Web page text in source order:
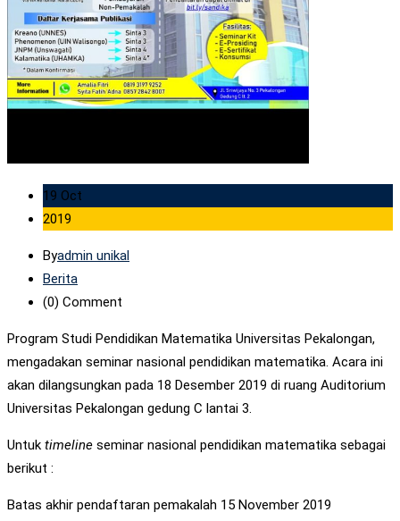
19 Oct
2019
Byadmin unikal
Berita
(0) Comment
Program Studi Pendidikan Matematika Universitas Pekalongan,
mengadakan seminar nasional pendidikan matematika. Acara ini
akan dilangsungkan pada 18 Desember 2019 di ruang Auditorium
Universitas Pekalongan gedung C lantai 3.
Untuk timeline seminar nasional pendidikan matematika sebagai
berikut :
Batas akhir pendaftaran pemakalah 15 November 2019